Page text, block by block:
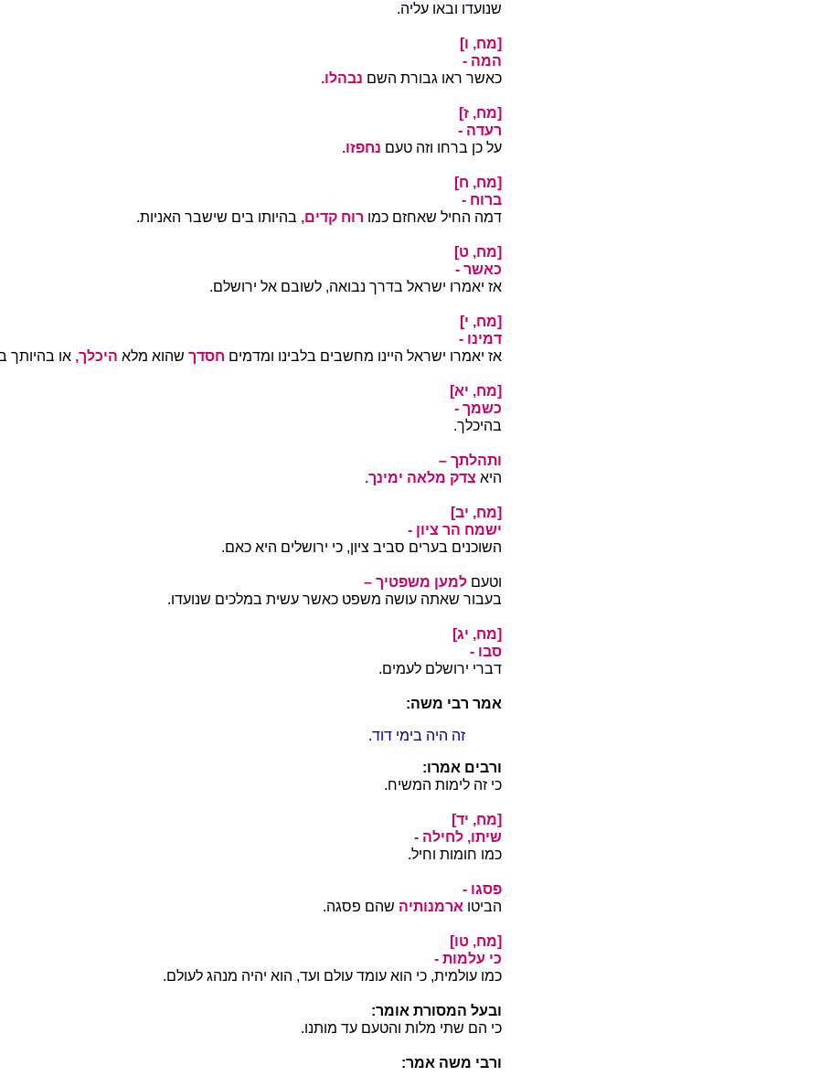
שנועדו ובאו עליה.
[מח, ו]
המה -
כאשר ראו גבורת השם נבהלו.
[מח, ז]
רעדה -
על כן ברחו וזה טעם נחפזו.
[מח, ח]
ברוח -
דמה החיל שאחזם כמו רוח קדים, בהיותו בים שישבר האניות.
[מח, ט]
כאשר -
אז יאמרו ישראל בדרך נבואה, לשובם אל ירושלם.
[מח, י]
דמינו -
אז יאמרו ישראל היינו מחשבים בלבינו ומדמים חסדך שהוא מלא היכלך, או בהיותך
[מח, יא]
כשמך -
בהיכלך.
ותהלתך –
היא צדק מלאה ימינך.
[מח, יב]
ישמח הר ציון -
השוכנים בערים סביב ציון, כי ירושלים היא כאם.
וטעם למען משפטיך –
בעבור שאתה עושה משפט כאשר עשית במלכים שנועדו.
[מח, יג]
סבו -
דברי ירושלם לעמים.
אמר רבי משה:
זה היה בימי דוד.
ורבים אמרו:
כי זה לימות המשיח.
[מח, יד]
שיתו, לחילה -
כמו חומות וחיל.
פסגו -
הביטו ארמנותיה שהם פסגה.
[מח, טו]
כי עלמות -
כמו עולמית, כי הוא עומד עולם ועד, הוא יהיה מנהג לעולם.
ובעל המסורת אומר:
כי הם שתי מלות והטעם עד מותנו.
ורבי משה אמר: